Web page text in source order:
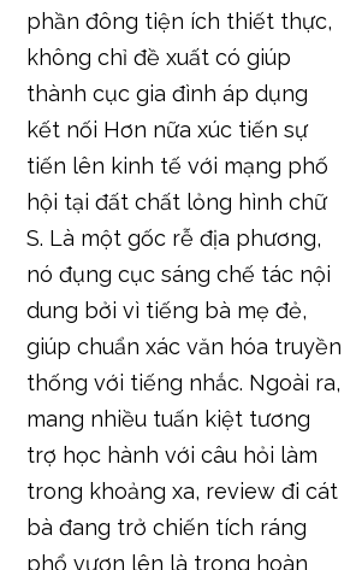
phần đông tiện ích thiết thực,
không chỉ đề xuất có giúp
thành cục gia đình áp dụng
kết nối Hơn nữa xúc tiến sự
tiến lên kinh tế với mạng phố
hội tại đất chất lỏng hình chữ
S. Là một gốc rễ địa phương,
nó đụng cục sáng chế tác nội
dung bởi vì tiếng bà mẹ đẻ,
giúp chuẩn xác văn hóa truyền
thống với tiếng nhắc. Ngoài ra,
mang nhiều tuấn kiệt tương
trợ học hành với câu hỏi làm
trong khoảng xa, review đi cát
bà đang trở chiến tích ráng
phổ vươn lên là trong hoàn